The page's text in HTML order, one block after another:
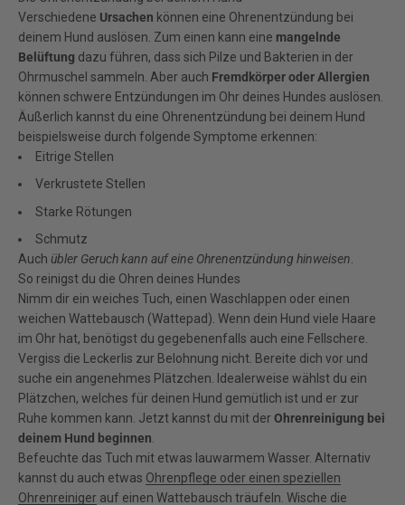
Verschiedene Ursachen können eine Ohrenentzündung bei
deinem Hund auslösen. Zum einen kann eine mangelnde
Belüftung dazu führen, dass sich Pilze und Bakterien in der
Ohrmuschel sammeln. Aber auch Fremdkörper oder Allergien
können schwere Entzündungen im Ohr deines Hundes auslösen.
Äußerlich kannst du eine Ohrenentzündung bei deinem Hund
beispielsweise durch folgende Symptome erkennen:
Eitrige Stellen
Verkrustete Stellen
Starke Rötungen
Schmutz
Auch übler Geruch kann auf eine Ohrenentzündung hinweisen
So reinigst du die Ohren deines Hundes
Nimm dir ein weiches Tuch, einen Waschlappen oder einen
weichen Wattebausch (Wattepad). Wenn dein Hund viele Haare
im Ohr hat, benötigst du gegebenenfalls auch eine Fellschere.
Vergiss die Leckerlis zur Belohnung nicht. Bereite dich vor und
suche ein angenehmes Plätzchen. Idealerweise wählst du ein
Plätzchen, welches für deinen Hund gemütlich ist und er zur
Ruhe kommen kann. Jetzt kannst du mit derOhrenreinigung bei
deinem Hund beginnen
Befeuchte das Tuch mit etwas lauwarmem Wasser. Alternativ
kannst du auch etwas Ohrenpflege oder einen speziellen
Ohrenreiniger auf einen Wattebausch träufeln. Wische die